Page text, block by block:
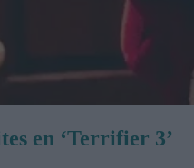
en ‘Terrifier 3’